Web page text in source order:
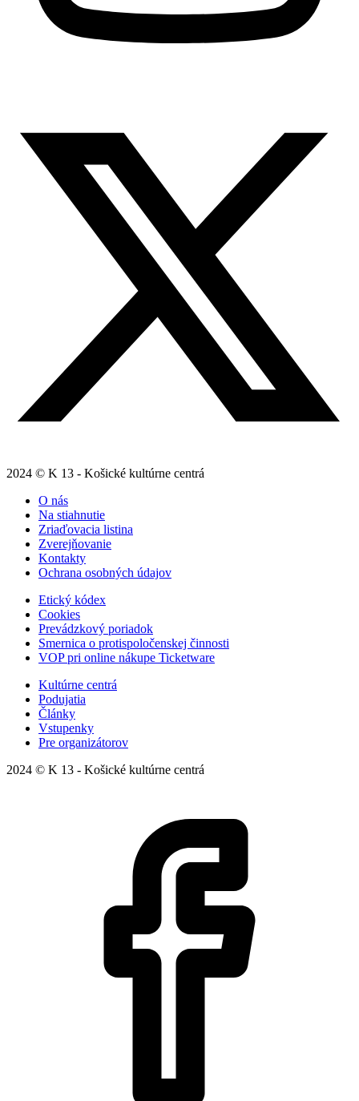
2024 © K 13 - Košické kultúrne centrá
O nás
Na stiahnutie
Zriaďovacia listina
Zverejňovanie
Kontakty
Prevádzkový poriadok
Smernica o protispoločenskej činnosti
VOP pri online nákupe Ticketware
Kultúrne centrá
Pre organizátorov